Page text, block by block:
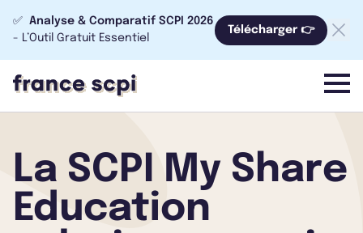
✅ Analyse & Comparatif SCPI 2026
- L’Outil Gratuit Essentiel
Télécharger 👉
menu
La SCPI My Share
Education